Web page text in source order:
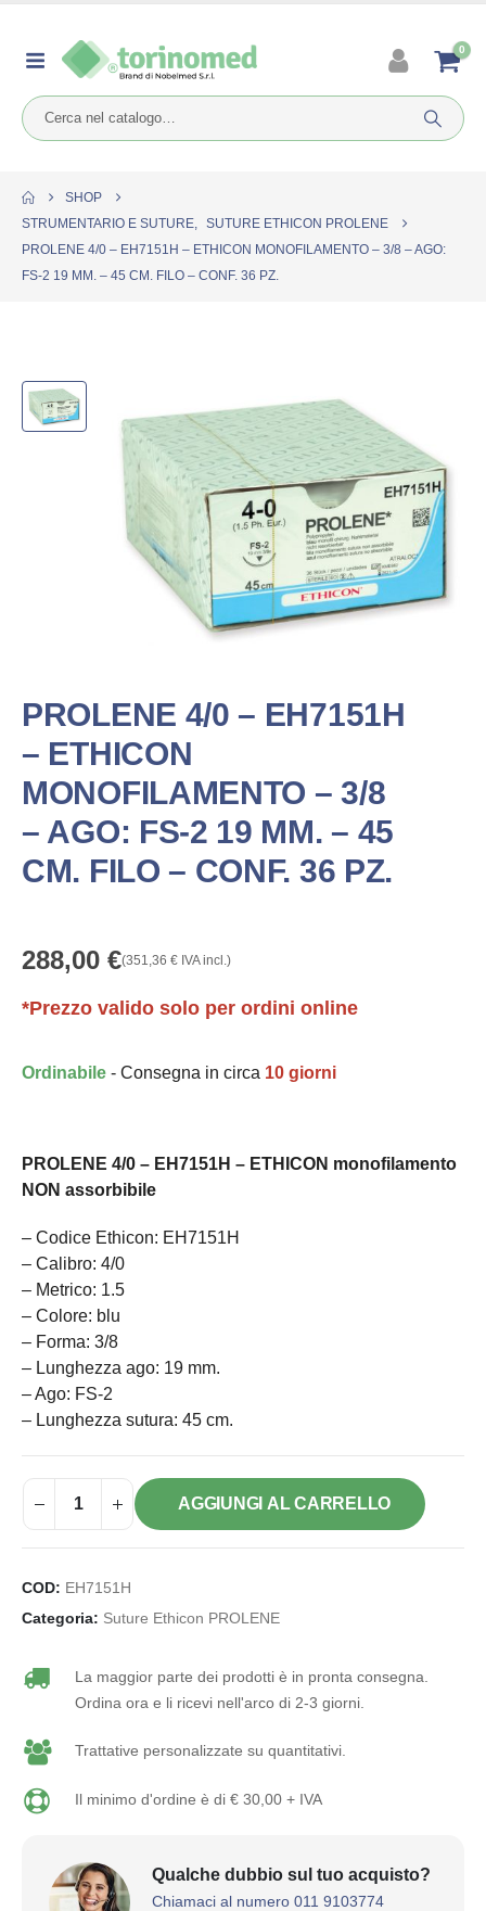
0
SHOP
STRUMENTARIO E SUTURE, SUTURE ETHICON PROLENE
PROLENE 4/0 – EH7151H – ETHICON MONOFILAMENTO – 3/8 – AGO:
FS-2 19 MM. – 45 CM. FILO – CONF. 36 PZ.
PROLENE 4/0 – EH7151H
– ETHICON
MONOFILAMENTO – 3/8
– AGO: FS-2 19 MM. – 45
CM. FILO – CONF. 36 PZ.
288,00 €(351,36 € IVA incl.)
*Prezzo valido solo per ordini online
Ordinabile - Consegna in circa 10 giorni
PROLENE 4/0 – EH7151H – ETHICON monofilamento
NON assorbibile
– Codice Ethicon: EH7151H
– Calibro: 4/0
– Metrico: 1.5
– Colore: blu
– Forma: 3/8
– Lunghezza ago: 19 mm.
– Ago: FS-2
– Lunghezza sutura: 45 cm.
AGGIUNGI AL CARRELLO
COD: EH7151H
Categoria: Suture Ethicon PROLENE
La maggior parte dei prodotti è in pronta consegna.
Ordina ora e li ricevi nell'arco di 2-3 giorni.
Trattative personalizzate su quantitativi.
Il minimo d'ordine è di € 30,00 + IVA
Qualche dubbio sul tuo acquisto?
Chiamaci al numero 011 9103774